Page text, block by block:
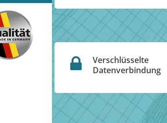
Verschlüsselte
Datenverbindung